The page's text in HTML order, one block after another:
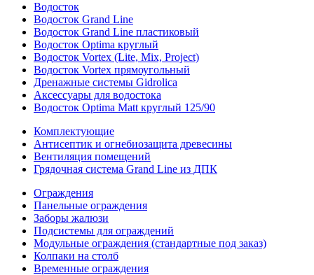
Водосток
Водосток Grand Line
Водосток Grand Line пластиковый
Водосток Optima круглый
Водосток Vortex (Lite, Mix, Project)
Водосток Vortex прямоугольный
Дренажные системы Gidrolica
Аксессуары для водостока
Водосток Optima Matt круглый 125/90
Комплектующие
Антисептик и огнебиозащита древесины
Вентиляция помещений
Грядочная система Grand Line из ДПК
Ограждения
Панельные ограждения
Заборы жалюзи
Подсистемы для ограждений
Модульные ограждения (стандартные под заказ)
Колпаки на столб
Временные ограждения